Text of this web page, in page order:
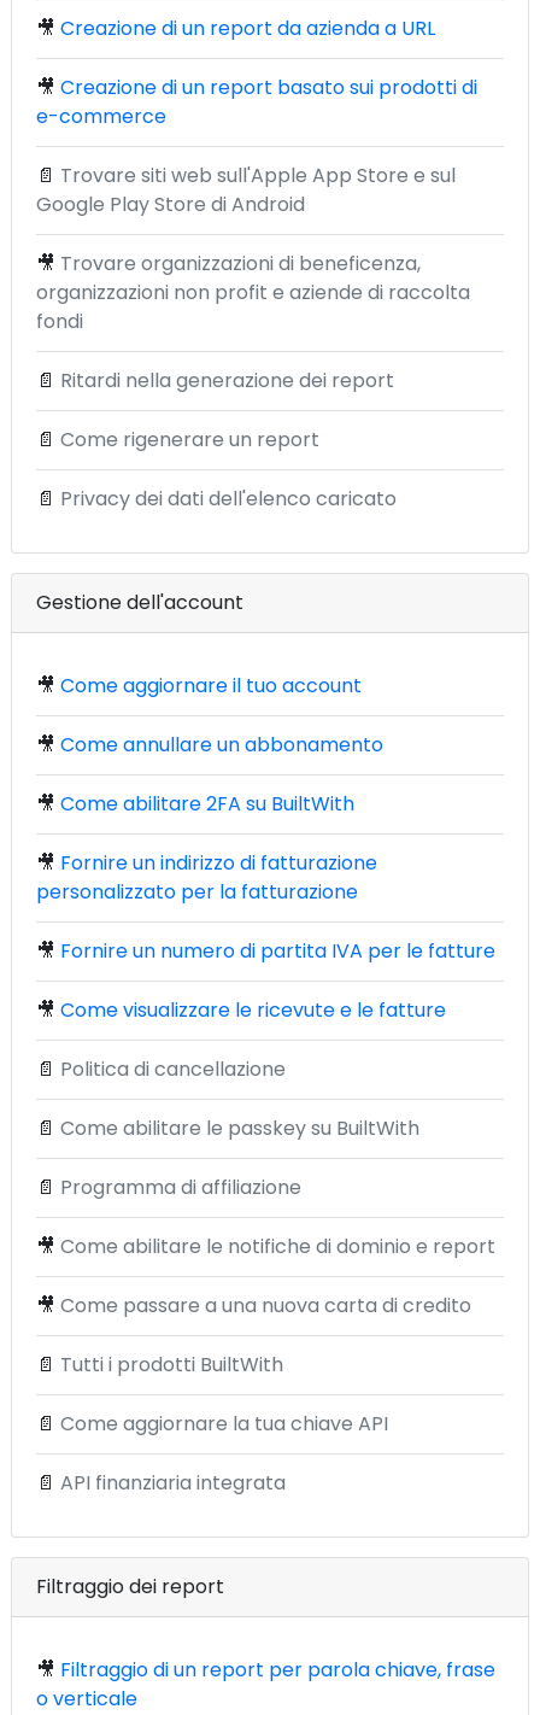
🎥 Creazione di un report da azienda a URL
🎥 Creazione di un report basato sui prodotti di
e-commerce
📄 Trovare siti web sull'Apple App Store e sul
Google Play Store di Android
🎥 Trovare organizzazioni di beneficenza,
organizzazioni non profit e aziende di raccolta
fondi
📄 Ritardi nella generazione dei report
📄 Come rigenerare un report
📄 Privacy dei dati dell'elenco caricato
Gestione dell'account
🎥 Come aggiornare il tuo account
🎥 Come annullare un abbonamento
🎥 Come abilitare 2FA su BuiltWith
🎥 Fornire un indirizzo di fatturazione
personalizzato per la fatturazione
🎥 Fornire un numero di partita IVA per le fatture
🎥 Come visualizzare le ricevute e le fatture
📄 Politica di cancellazione
📄 Come abilitare le passkey su BuiltWith
📄 Programma di affiliazione
🎥 Come abilitare le notifiche di dominio e report
🎥 Come passare a una nuova carta di credito
📄 Tutti i prodotti BuiltWith
📄 Come aggiornare la tua chiave API
📄 API finanziaria integrata
Filtraggio dei report
🎥 Filtraggio di un report per parola chiave, frase
o verticale